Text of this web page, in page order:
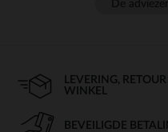
LEVERING,
WINKEL
BEVEILIGDE